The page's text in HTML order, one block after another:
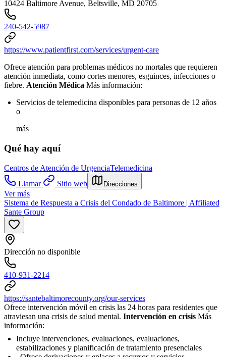
10424 Baltimore Avenue, Beltsville, MD 20705
240-542-5987
https://www.patientfirst.com/services/urgent-care
Ofrece atención para problemas médicos no mortales que requieren
atención inmediata, como cortes menores, esguinces, infecciones o
fiebre. Atención Médica Más información:
Servicios de telemedicina disponibles para personas de 12 años
o
más
Qué hay aquí
Centros de Atención de UrgenciaTelemedicina
Llamar
Sitio web Direcciones
Ver más
Sistema de Respuesta a Crisis del Condado de Baltimore | Affiliated
Sante Group
Dirección no disponible
410-931-2214
https://santebaltimorecounty.org/our-services
Ofrece intervención móvil en crisis las 24 horas para residentes que
atraviesan una crisis de salud mental. Intervención en crisis Más
información:
Incluye intervenciones, evaluaciones, evaluaciones,
estabilizaciones y planificación de tratamiento presenciales